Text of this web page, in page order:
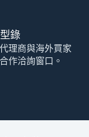
錄
理商與海外買家
作洽詢窗口。